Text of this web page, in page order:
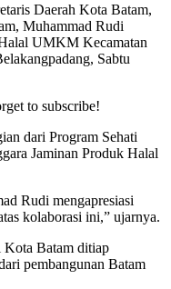
Daerah Kota Batam,
Muhammad Rudi
UMKM Kecamatan
Sabtu
to subscribe!
dari Program Sehati
Jaminan Produk Halal
Rudi mengapresiasi
kolaborasi ini,” ujarnya.
Kota Batam ditiap
pembangunan Batam